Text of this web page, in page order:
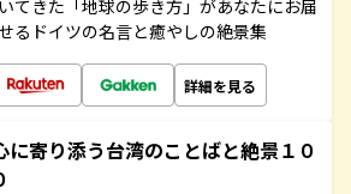
てきた「地球の歩き方」があなたにお届
るドイツの名言と癒やしの絶景集
詳細を見る
に寄り添う台湾のことばと絶景１０